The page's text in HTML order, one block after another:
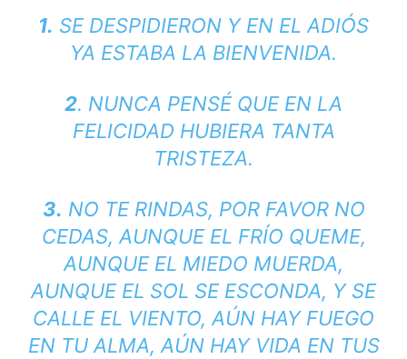
1. SE DESPIDIERON Y EN EL ADIÓS
YA ESTABA LA BIENVENIDA.
2. NUNCA PENSÉ QUE EN LA
FELICIDAD HUBIERA TANTA
TRISTEZA.
3. NO TE RINDAS, POR FAVOR NO
CEDAS, AUNQUE EL FRÍO QUEME,
AUNQUE EL MIEDO MUERDA,
AUNQUE EL SOL SE ESCONDA, Y SE
CALLE EL VIENTO, AÚN HAY FUEGO
EN TU ALMA, AÚN HAY VIDA EN TUS